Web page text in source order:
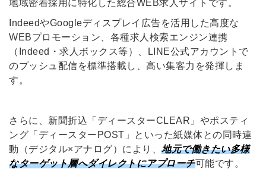
地域密着採用に特化した総合WEB求人サイトです。
IndeedやGoogleディスプレイ広告を活用した高度な
WEBプロモーション、各種求人検索エンジン連携
（Indeed・求人ボックス等）、LINE公式アカウントで
のプッシュ配信を標準搭載し、高い集客力を発揮しま
す。
さらに、新聞折込「ディースターCLEAR」やポスティ
ング「ディースターPOST」といった紙媒体との同時連
動（デジタル×アナログ）により、 地元で働きたい多様
なターゲット層へダイレクトにアプローチ可能です。